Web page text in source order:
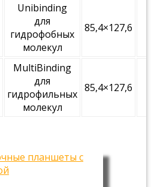
Unibinding
для
гидрофобных
молекул
85,4×127,6
MultiBinding
для
гидрофильных
молекул
85,4×127,6